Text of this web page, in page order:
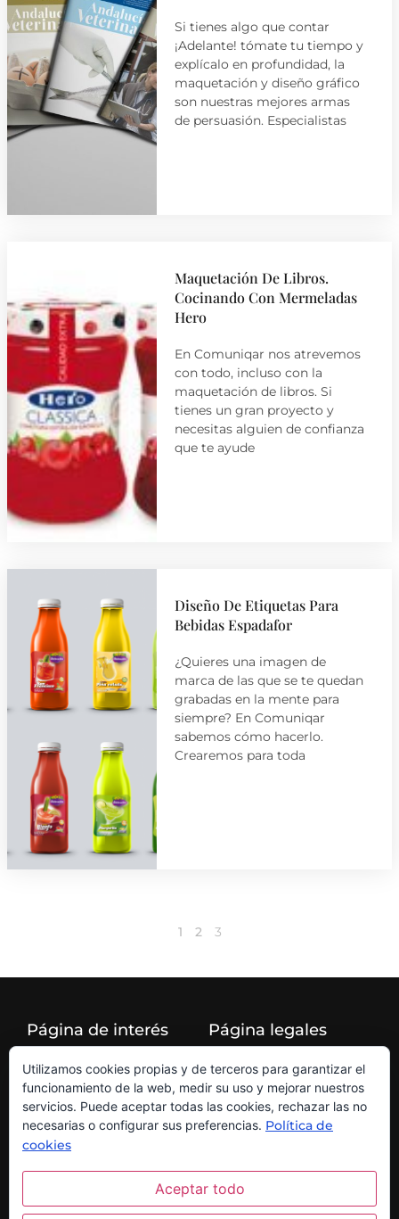
Si tienes algo que contar
¡Adelante! tómate tu tiempo y
explícalo en profundidad, la
maquetación y diseño gráfico
son nuestras mejores armas
de persuasión. Especialistas
Maquetación De Libros.
Cocinando Con Mermeladas
Hero
En Comuniqar nos atrevemos
con todo, incluso con la
maquetación de libros. Si
tienes un gran proyecto y
necesitas alguien de confianza
que te ayude
Diseño De Etiquetas Para
Bebidas Espadafor
¿Quieres una imagen de
marca de las que se te quedan
grabadas en la mente para
siempre? En Comuniqar
sabemos cómo hacerlo.
Crearemos para toda
1 2 3
Página de interés
Blog
Kit Digital
Página legales
Aviso legal
Política de privacidad
Política de cookies
Facebook
Utilizamos cookies propias y de terceros para garantizar el
funcionamiento de la web, medir su uso y mejorar nuestros
servicios. Puede aceptar todas las cookies, rechazar las no
necesarias o configurar sus preferencias. Política de
cookies
Aceptar todo